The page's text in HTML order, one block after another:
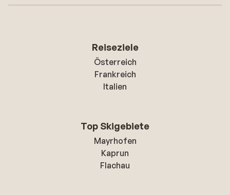
Reiseziele
Österreich
Frankreich
Italien
Top Skigebiete
Mayrhofen
Kaprun
Flachau